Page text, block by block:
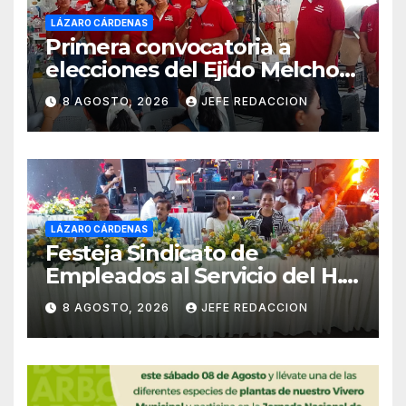
LÁZARO CÁRDENAS
Primera convocatoria a
elecciones del Ejido Melchor
Ocampo en Lázaro Cárdenas
el domingo
8 AGOSTO, 2026 JEFE REDACCION
LÁZARO CÁRDENAS
Festeja Sindicato de
Empleados al Servicio del H.
Ayuntamiento de LZC Día del
Empleado Municipal
8 AGOSTO, 2026 JEFE REDACCION